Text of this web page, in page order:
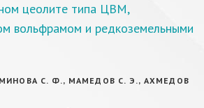
цеолите типа ЦВМ,
вольфрамом и редкоземельными
С. Ф., МАМЕДОВ С. Э., АХМЕДОВ